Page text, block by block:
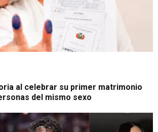
al celebrar su primer matrimonio
del mismo sexo